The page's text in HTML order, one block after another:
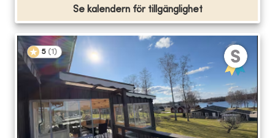
Se kalendern för tillgänglighet
5 (1 )